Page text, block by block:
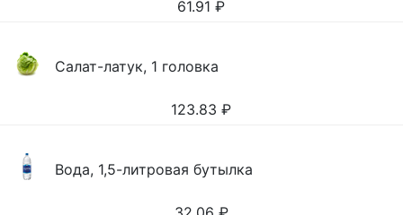
61.91 ₽
Салат-латук, 1 головка
123.83 ₽
Вода, 1,5-литровая бутылка